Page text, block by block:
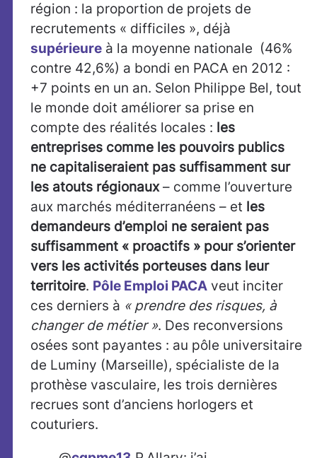
région : la proportion de projets de
recrutements « difficiles », déjà
supérieure à la moyenne nationale (46%
contre 42,6%) a bondi en PACA en 2012 :
+7 points en un an. Selon Philippe Bel, tout
le monde doit améliorer sa prise en
compte des réalités locales : les
entreprises comme les pouvoirs publics
ne capitaliseraient pas suffisamment sur
les atouts régionaux– comme l’ouverture
aux marchés méditerranéens – et les
demandeurs d’emploi ne seraient pas
suffisamment « proactifs » pour s’orienter
vers les activités porteuses dans leur
territoire. Pôle Emploi PACA veut inciter
ces derniers à « prendre des risques, à
changer de métier ». Des reconversions
osées sont payantes : au pôle universitaire
de Luminy (Marseille), spécialiste de la
prothèse vasculaire, les trois dernières
recrues sont d’anciens horlogers et
couturiers.